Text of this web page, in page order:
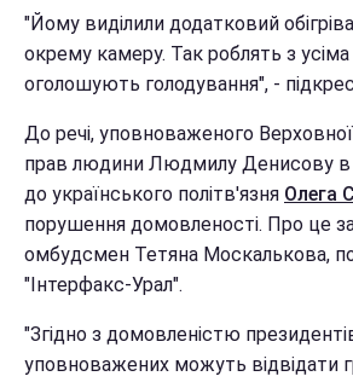
"Йому виділили додатковий
окрему камеру. Так роблять з усіма
оголошують голодування", -
До речі, уповноваженого
прав людини Людмилу Денисову в
до українського політв'язня Олега
порушення домовленості. Про це
омбудсмен Тетяна Москалькова,
"Інтерфакс-Урал".
"Згідно з домовленістю
уповноважених можуть відвідати